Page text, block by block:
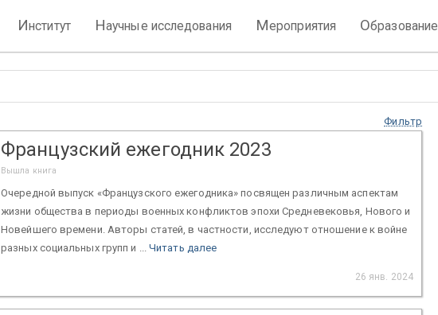
Институт Научные исследования Мероприятия Образование
Фильтр
Французский ежегодник 2023
Вышла книга
Очередной выпуск «Французского ежегодника» посвящен различным аспектам
жизни общества в периоды военных конфликтов эпохи Средневековья, Нового и
Новейшего времени. Авторы статей, в частности, исследуют отношение к войне
разных социальных групп и ... Читать далее
26 янв. 2024